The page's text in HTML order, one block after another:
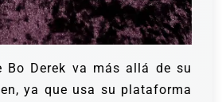
Bo Derek va más allá de su
ya que usa su plataforma